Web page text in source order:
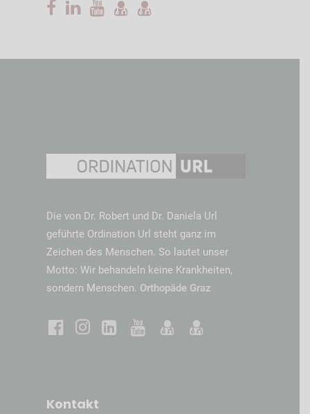
Die von Dr. Robert und Dr. Daniela Url
geführte Ordination Url steht ganz im
Zeichen des Menschen. So lautet unser
Motto: Wir behandeln keine Krankheiten,
sondern Menschen. Orthopäde Graz
Kontakt